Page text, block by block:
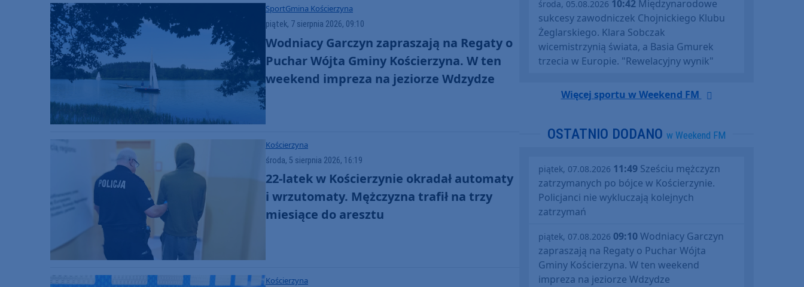
SportGmina Kościerzyna
piątek, 7 sierpnia 2026, 09:10
Wodniacy Garczyn zapraszają na Regaty o
Puchar Wójta Gminy Kościerzyna. W ten
weekend impreza na jeziorze Wdzydze
Kościerzyna
środa, 5 sierpnia 2026, 16:19
22-latek w Kościerzynie okradał automaty
i wrzutomaty. Mężczyzna trafił na trzy
miesiące do aresztu
Kościerzyna
środa, 05.08.2026 10:42 Międzynarodowe
sukcesy zawodniczek Chojnickiego Klubu
Żeglarskiego. Klara Sobczak
wicemistrzynią świata, a Basia Gmurek
trzecia w Europie. "Rewelacyjny wynik"
Więcej sportu w Weekend FM
OSTATNIO DODANO w Weekend FM
piątek, 07.08.2026 11:49 Sześciu mężczyzn
zatrzymanych po bójce w Kościerzynie.
Policjanci nie wykluczają kolejnych
zatrzymań
piątek, 07.08.2026 09:10Wodniacy Garczyn
zapraszają na Regaty o Puchar Wójta
Gminy Kościerzyna. W ten weekend
impreza na jeziorze Wdzydze